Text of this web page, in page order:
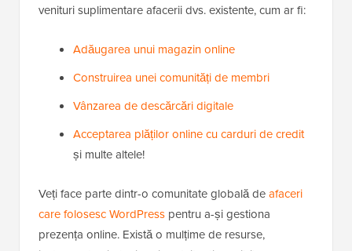
venituri suplimentare afacerii dvs. existente, cum ar fi:
Adăugarea unui magazin online
Construirea unei comunități de membri
Vânzarea de descărcări digitale
Acceptarea plăților online cu carduri de credit
și multe altele!
Veți face parte dintr-o comunitate globală deafaceri
care folosesc WordPress pentru a-și gestiona
prezența online. Există o mulțime de resurse,